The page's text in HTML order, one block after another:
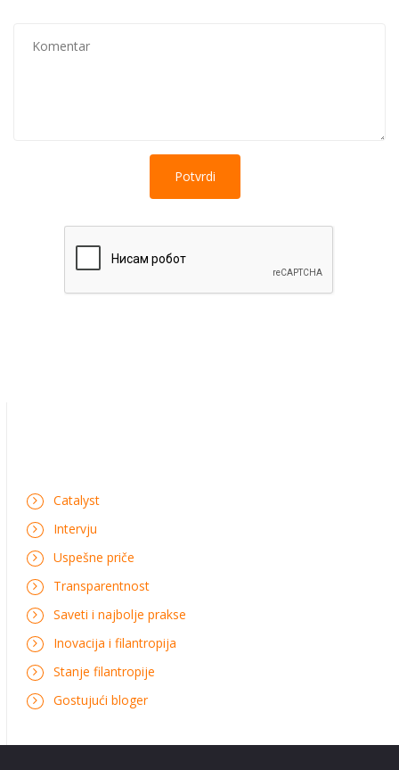
Catalyst
Intervju
Uspešne priče
Transparentnost
Saveti i najbolje prakse
Inovacija i filantropija
Stanje filantropije
Gostujući bloger